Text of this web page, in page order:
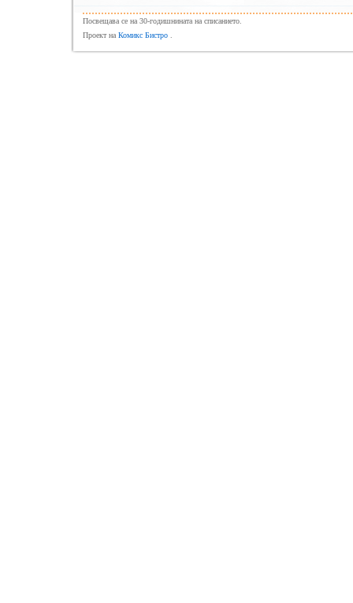
Посвещава се на 30-годишнината на списанието.
Проект на Комикс Бистро